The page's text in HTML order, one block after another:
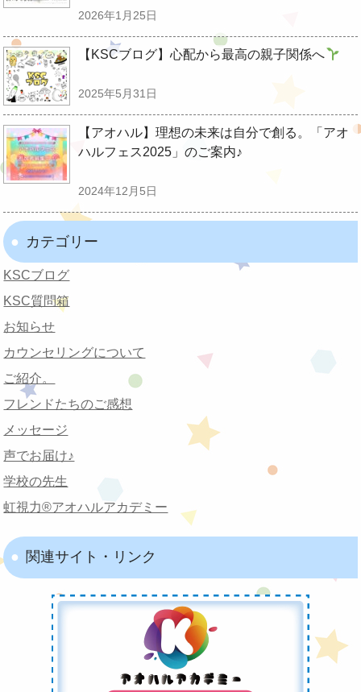
2026年1月25日
【KSCブログ】心配から最高の親子関係へ
2025年5月31日
【アオハル】理想の未来は自分で創る。「アオ
ハルフェス2025」のご案内♪
2024年12月5日
カテゴリー
KSCブログ
KSC質問箱
お知らせ
カウンセリングについて
ご紹介。
フレンドたちのご感想
メッセージ
声でお届け♪
学校の先生
虹視力®︎アオハルアカデミー
関連サイト・リンク